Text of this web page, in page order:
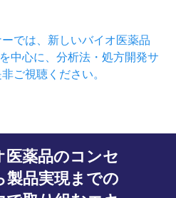
では、新しいバイオ医薬品
中心に、分析法・処方開発サ
ご視聴ください。
医薬品のコンセ
製品実現までの